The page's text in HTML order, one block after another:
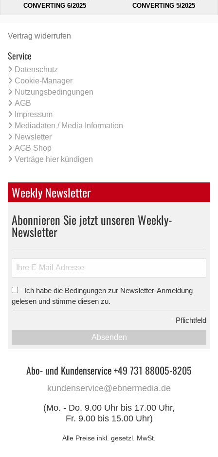
CONVERTING 6/2025
CONVERTING 5/2025
Vertrag widerrufen
Service
Datenschutz
Cookie-Manager
Nutzungsbedingungen
AGB
Impressum
Mediadaten / Media Information
Newsletter
AGB Shop
Verträge hier kündigen
Weekly Newsletter
Abonnieren Sie jetzt unseren Weekly-
Newsletter
Ich habe die Bedingungen zur Newsletter-Anmeldung
gelesen und stimme diesen zu.
Pflichtfeld
Absenden
Abo- und Kundenservice +49 731 88005-8205
kundenservice@ebnermedia.de
(Mo. - Do. 9.00 Uhr bis 17.00 Uhr,
Fr. 9.00 bis 15.00 Uhr)
Alle Preise inkl. gesetzl. MwSt.